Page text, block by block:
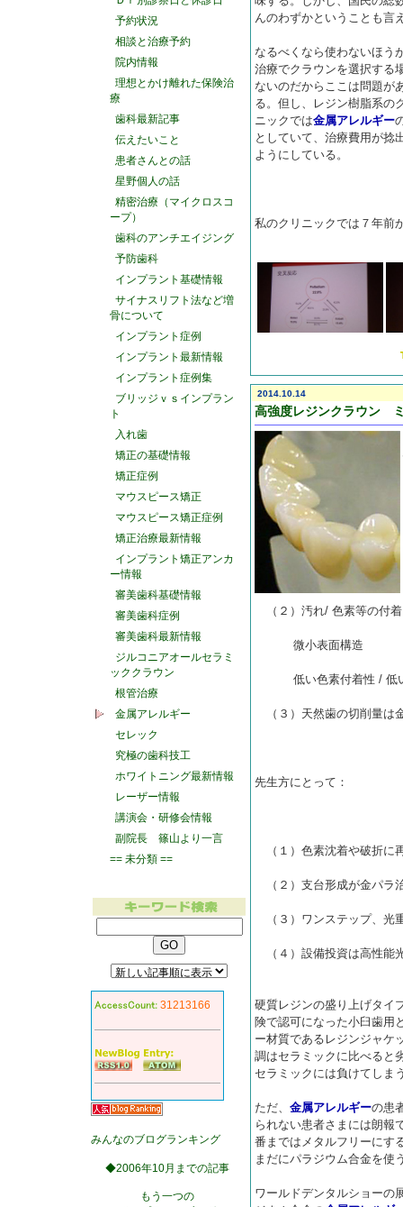
予約状況
相談と治療予約
院内情報
理想とかけ離れた保険治
療
歯科最新記事
伝えたいこと
患者さんとの話
星野個人の話
精密治療（マイクロスコ
ープ）
歯科のアンチエイジング
予防歯科
インプラント基礎情報
サイナスリフト法など増
骨について
インプラント症例
インプラント最新情報
インプラント症例集
ブリッジｖｓインプラン
ト
入れ歯
矯正の基礎情報
矯正症例
マウスピース矯正
マウスピース矯正症例
矯正治療最新情報
インプラント矯正アンカ
ー情報
審美歯科基礎情報
審美歯科症例
審美歯科最新情報
ジルコニアオールセラミ
ッククラウン
根管治療
金属アレルギー
セレック
究極の歯科技工
ホワイトニング最新情報
レーザー情報
講演会・研修会情報
副院長 篠山より一言
== 未分類 ==
31213166
みんなのブログランキング
◆2006年10月までの記事
もう一つの
んのわずかということも言
なるべくなら使わないほう
治療でクラウンを選択する
ないのだからここは問題が
る。但し、レジン樹脂系の
ニックでは金属アレルギー
としていて、治療費用が捻
ようにしている。
私のクリニックでは７年前
2014.10.14
高強度レジンクラウン
（２）汚れ/ 色素等の付
微小表面構造
低い色素付着性 / 低い
（３）天然歯の切削量は
先生方にとって：
（１）色素沈着や破折に
（２）支台形成が金パラ
（３）ワンステップ、光
（４）設備投資は高性能
硬質レジンの盛り上げタイ
険で認可になった小臼歯用
ー材質であるレジンジャケ
調はセラミックに比べると
セラミックには負けてしま
ただ、 金属アレルギーの患
られない患者さまには朗報
番まではメタルフリーにす
まだにパラジウム合金を使
ワールドデンタルショーの